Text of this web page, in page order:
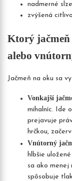
nadmerné
zvýšená
Ktorý
alebo
Jačmeň na oku sa
Vonkajší
mihalníc. Ide
prejavuje
hrčkou,
Vnútorný
hlbšie
sa ako menej
spôsobuje